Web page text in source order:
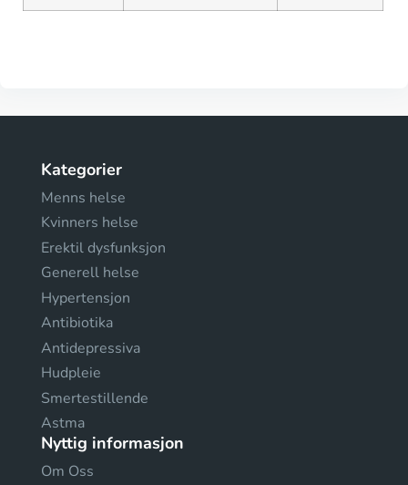
Kategorier
Menns helse
Kvinners helse
Erektil dysfunksjon
Generell helse
Hypertensjon
Antibiotika
Antidepressiva
Hudpleie
Smertestillende
Astma
Nyttig informasjon
Om Oss